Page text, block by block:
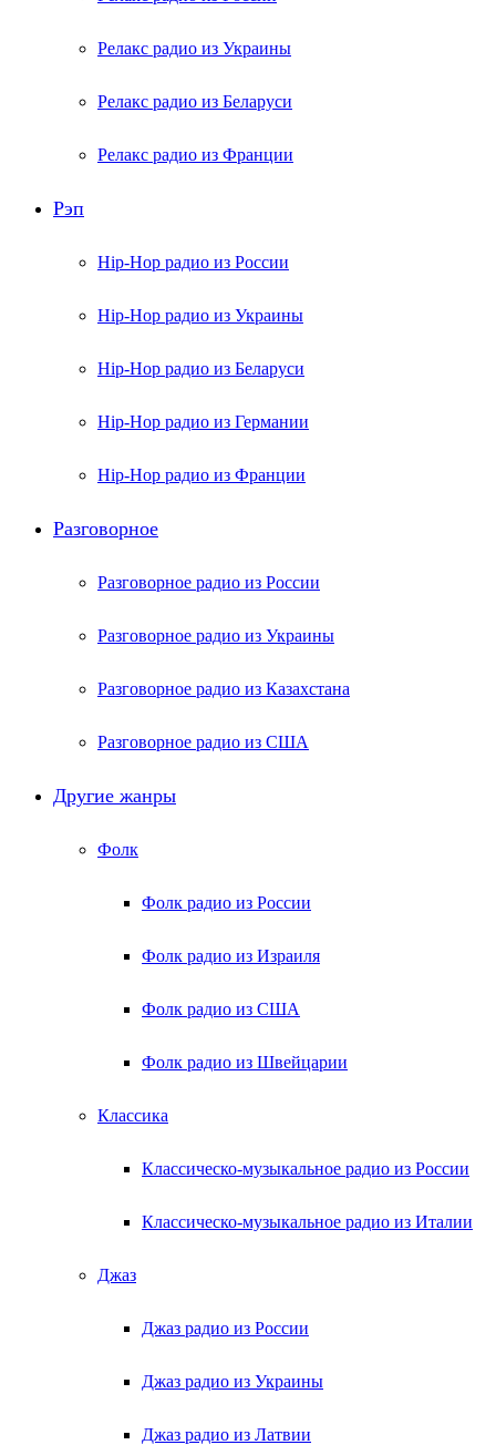
Релакс радио из Украины
Релакс радио из Беларуси
Релакс радио из Франции
Рэп
Hip-Hop радио из России
Hip-Hop радио из Украины
Hip-Hop радио из Беларуси
Hip-Hop радио из Германии
Hip-Hop радио из Франции
Разговорное
Разговорное радио из России
Разговорное радио из Украины
Разговорное радио из Казахстана
Разговорное радио из США
Другие жанры
Фолк
Фолк радио из России
Фолк радио из Израиля
Фолк радио из США
Фолк радио из Швейцарии
Классика
Классическо-музыкальное радио из России
Классическо-музыкальное радио из Италии
Джаз
Джаз радио из России
Джаз радио из Украины
Джаз радио из Латвии